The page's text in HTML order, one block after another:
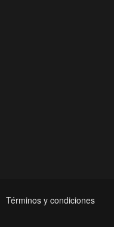
Términos y condiciones